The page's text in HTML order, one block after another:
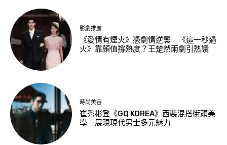
影劇推薦
《愛情有煙火》憑劇情逆襲 《這一秒過
火》靠顏值撐熱度？王楚然兩劇引熱議
時尚美容
崔秀彬登《GQ KOREA》西裝混搭街頭美
學 展現現代男士多元魅力